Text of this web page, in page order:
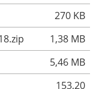
270 KB
1,38 MB
5,46 MB
153,20